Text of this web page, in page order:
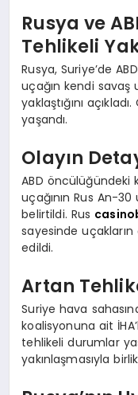
Rusya ve
Tehlikeli
Rusya, Suriye’de
uçağın kendi savaş
yaklaştığını
yaşandı.
Olayın
ABD öncülüğündeki
uçağının Rus An-
belirtildi. Rus
sayesinde uçakların
edildi.
Artan
Suriye hava
koalisyonuna ait
tehlikeli durumlar
yakınlaşmasıyla